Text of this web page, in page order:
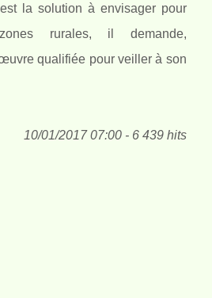
la solution à envisager pour
rurales, il demande,
qualifiée pour veiller à son
10/01/2017 07:00 - 6 439 hits